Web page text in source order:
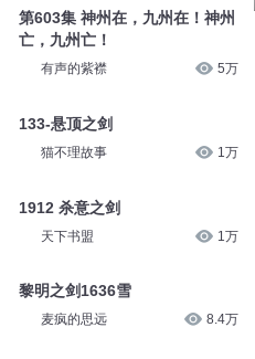
第603集 神州在，九州在！神州
亡，九州亡！
有声的紫襟 5万
133-悬顶之剑
猫不理故事 1万
1912 杀意之剑
天下书盟 1万
黎明之剑1636雪
麦疯的思远 8.4万